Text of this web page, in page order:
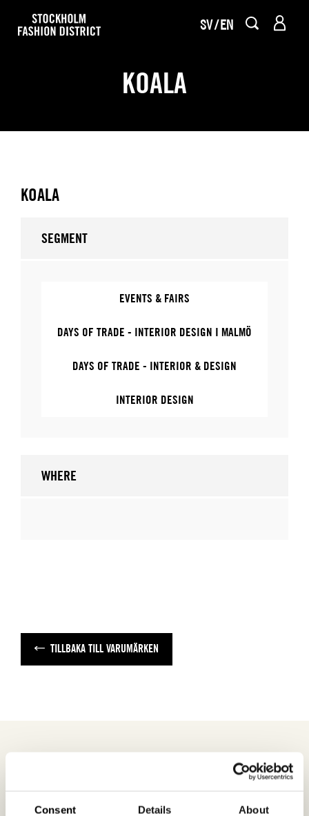
Consent Details About
SV EN
KOALA
KOALA
SEGMENT
EVENTS & FAIRS
DAYS OF TRADE - INTERIOR DESIGN I MALMÖ
DAYS OF TRADE - INTERIOR & DESIGN
INTERIOR DESIGN
WHERE
TILLBAKA TILL VARUMÄRKEN